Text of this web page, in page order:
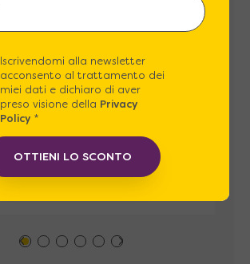
Recensioni
Iscrivendomi alla newsletter
acconsento al trattamento dei
miei dati e dichiaro di aver
preso visione della Privacy
Policy*
OTTIENI LO SCONTO